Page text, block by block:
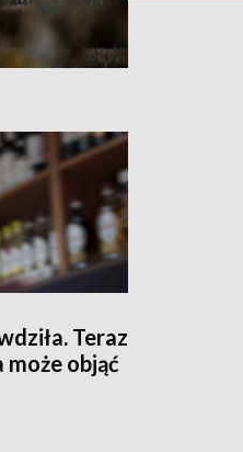
Teraz
może objąć